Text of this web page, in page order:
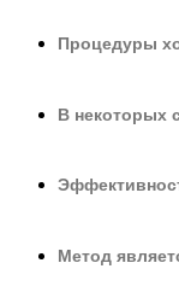
Процедуры
В некоторых
Метод